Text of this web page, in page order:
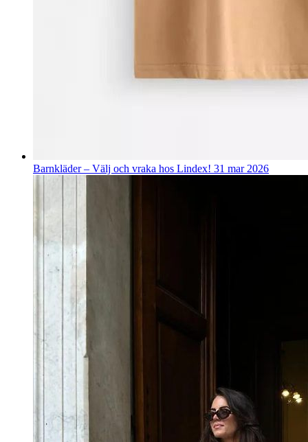
Barnkläder – Välj och vraka hos Lindex! 31 mar 2026